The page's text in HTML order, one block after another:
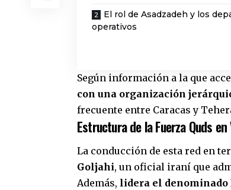
El rol de Asadzadeh y los
operativos
Según información a la que
con una organización
frecuente entre Caracas y
Estructura de la Fuerza Quds en
La conducción de esta red en
Goljahi, un oficial iraní que
Además, lidera el denominado